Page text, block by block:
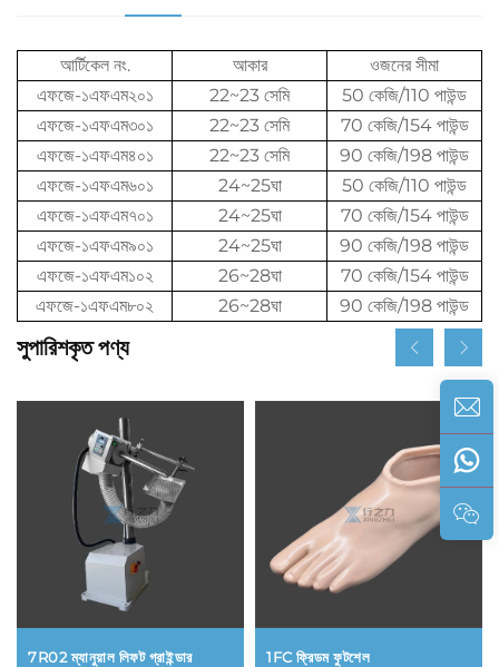
আর্টিকেল নং. আকার
ওজনের সীমা
এফজে-১এফএম২০১
22~23 সেমি
50 কেজি/110 পাউন্ড
এফজে-১এফএম৩০১
22~23 সেমি
70 কেজি/154 পাউন্ড
এফজে-১এফএম৪০১
22~23 সেমি
90 কেজি/198 পাউন্ড
এফজে-১এফএম৬০১
24~25ঘা
50 কেজি/110 পাউন্ড
এফজে-১এফএম৭০১
24~25ঘা
70 কেজি/154 পাউন্ড
এফজে-১এফএম৯০১
24~25ঘা
90 কেজি/198 পাউন্ড
এফজে-১এফএম১০২
26~28ঘা
70 কেজি/154 পাউন্ড
এফজে-১এফএম৮০২
26~28ঘা 90 কেজি/198 পাউন্ড
সুপারিশকৃত পণ্য
7R02 ম্যানুয়াল লিফট গ্রাইন্ডার 1FC ফ্রিডম ফুটশেল